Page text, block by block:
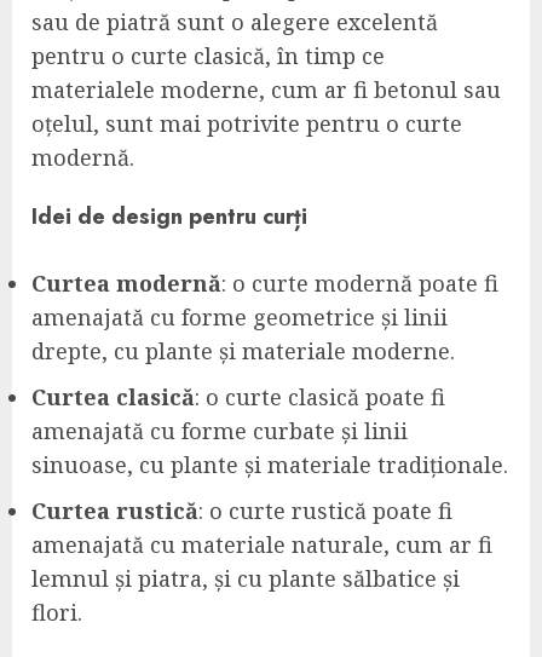
sau de piatră sunt o alegere excelentă
pentru o curte clasică, în timp ce
materialele moderne, cum ar fi betonul sau
oțelul, sunt mai potrivite pentru o curte
modernă.
Idei de design pentru curți
Curtea modernă: o curte modernă poate fi
amenajată cu forme geometrice și linii
drepte, cu plante și materiale moderne.
Curtea clasică: o curte clasică poate fi
amenajată cu forme curbate și linii
sinuoase, cu plante și materiale tradiționale.
Curtea rustică: o curte rustică poate fi
amenajată cu materiale naturale, cum ar fi
lemnul și piatra, și cu plante sălbatice și
flori.